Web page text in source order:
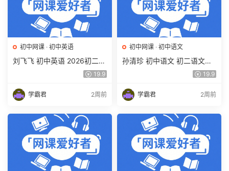
初中网课 · 初中英语
刘飞飞 初中英语 2026初二英
语读写素养培训班（秋上秋下
19.9
学霸君 2周前
初中网课 · 初中语文
孙清珍 初中语文 初二语文读
写素养培训班（秋上秋下·全19.9
学霸君 2周前